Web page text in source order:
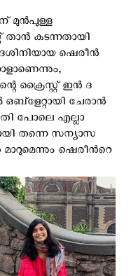
മുന്‍പുള്ള
താൻ കടന്നതായി
ഷെരീൻ
ക്രൈസ്റ്റ് ഇൻ ദ
ചേരാൻ
പോലെ എല്ലാ
തന്നെ സന്യാസ
ഷെരീന്‍റെ